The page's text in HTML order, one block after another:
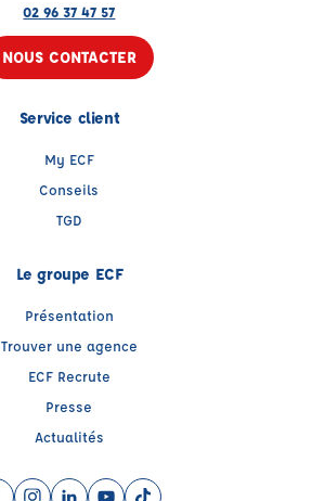
02 96 37 47 57
NOUS CONTACTER
Service client
My ECF
Conseils
TGD
Le groupe ECF
Présentation
Trouver une agence
ECF Recrute
Presse
Actualités